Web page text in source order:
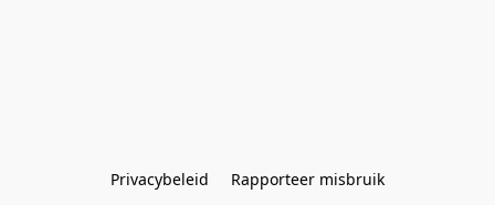
Privacybeleid Rapporteer misbruik